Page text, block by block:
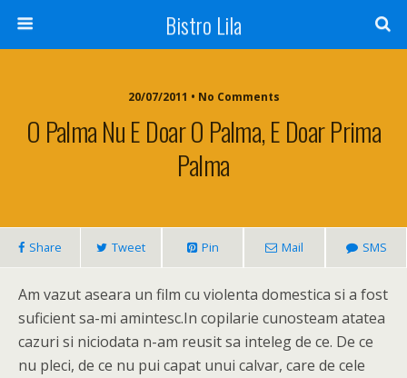
Bistro Lila
20/07/2011 • No Comments
O Palma Nu E Doar O Palma, E Doar Prima
Palma
Share Tweet Pin Mail SMS
Am vazut aseara un film cu violenta domestica si a fost
suficient sa-mi amintesc.In copilarie cunosteam atatea
cazuri si niciodata n-am reusit sa inteleg de ce. De ce
nu pleci, de ce nu pui capat unui calvar, care de cele